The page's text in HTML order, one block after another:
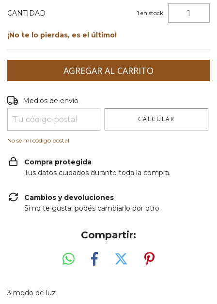
CANTIDAD 1 en stock
¡No te lo pierdas, es el último!
Entregas para el CP:
Medios de envío
CALCULAR
No sé mi código postal
Compra protegida
Tus datos cuidados durante toda la compra.
Cambios y devoluciones
Si no te gusta, podés cambiarlo por otro.
Compartir:
3 modo de luz